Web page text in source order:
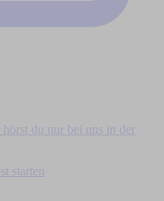
du nur bei uns in der
starten